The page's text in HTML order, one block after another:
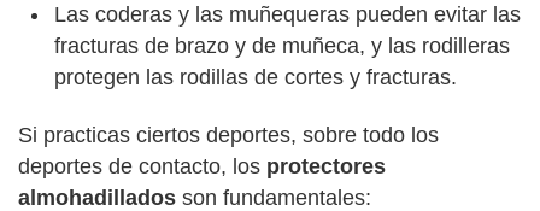
Las coderas y las muñequeras pueden evitar las
fracturas de brazo y de muñeca, y las rodilleras
protegen las rodillas de cortes y fracturas.
Si practicas ciertos deportes, sobre todo los
deportes de contacto, los protectores
almohadillados son fundamentales: